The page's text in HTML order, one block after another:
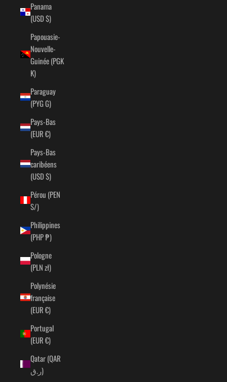
Panama
(USD $)
Papouasie-
Nouvelle-
Guinée (PGK
K)
Paraguay
(PYG ₲)
Pays-Bas
(EUR €)
Pays-Bas
caribéens
(USD $)
Pérou (PEN
S/)
Philippines
(PHP ₱)
Pologne
(PLN zł)
Polynésie
française
(EUR €)
Portugal
(EUR €)
Qatar (QAR
ر.ق)